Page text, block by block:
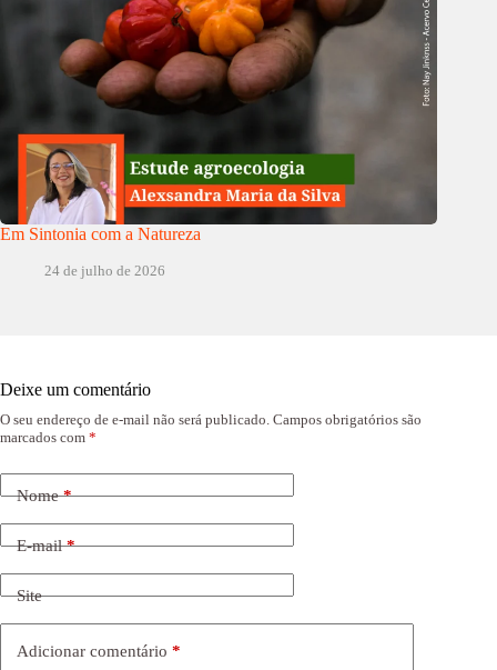
Em Sintonia com a Natureza
24 de julho de 2026
Deixe um comentário
O seu endereço de e-mail não será publicado. Campos obrigatórios são
marcados com *
Nome*
E-mail*
Site
Adicionar comentário *